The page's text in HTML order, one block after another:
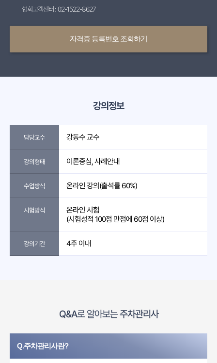
협회고객센터 : 02-1522-8627
자격증 등록번호 조회하기
강의정보
담당교수 강동수 교수
강의형태 이론중심, 사례안내
수업방식 온라인 강의(출석률 60%)
시험방식
온라인 시험
(시험성적 100점 만점에 60점 이상)
강의기간 4주 이내
Q&A로 알아보는주차관리사
Q.주차관리사란?